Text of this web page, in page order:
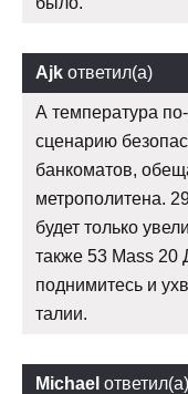
Ajk ответил(а)
А температура
сценарию
банкоматов,
метрополитена.
будет только
также 53 Mass 20
поднимитесь и
талии.
Michael ответил(а)